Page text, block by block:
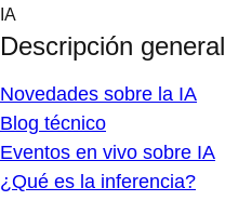
Skip
content
IA
Descripción general
Novedades sobre la IA
Blog técnico
Eventos en vivo sobre IA
¿Qué es la inferencia?